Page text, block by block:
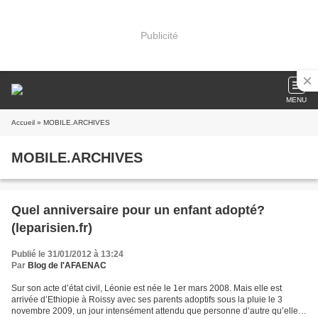
Publicité
MENU
Accueil » MOBILE.ARCHIVES
MOBILE.ARCHIVES
Quel anniversaire pour un enfant adopté?
(leparisien.fr)
Publié le 31/01/2012 à 13:24
Par Blog de l'AFAENAC
Sur son acte d’état civil, Léonie est née le 1er mars 2008. Mais elle est
arrivée d’Ethiopie à Roissy avec ses parents adoptifs sous la pluie le 3
novembre 2009, un jour intensément attendu que personne d’autre qu’elle